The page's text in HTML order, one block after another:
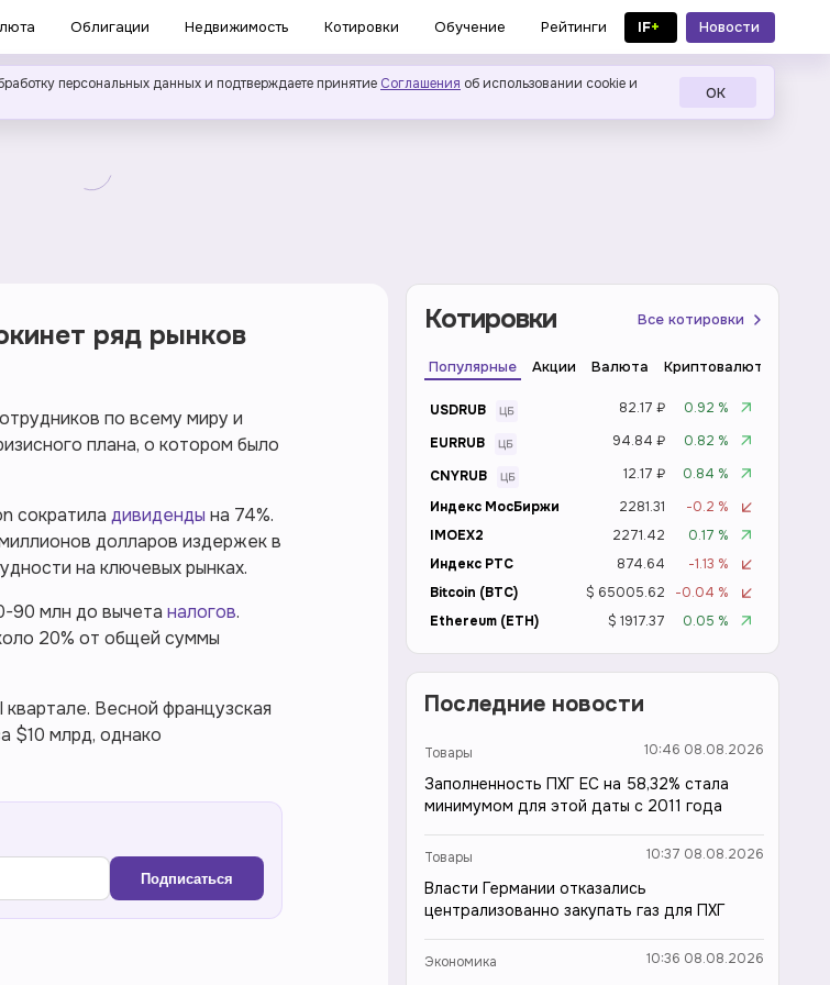
Облигации Недвижимость Котировки Обучение Рейтинги IF+
Новости
в MAX
персональных данных и подтверждаете принятие Соглашения об использовании cookie и
ОК
ряд рынков
по всему миру и
плана, о котором было
сократила дивиденды на 74%.
долларов издержек в
на ключевых рынках.
90 млн до вычета налогов.
20% от общей суммы
Весной французская
$10 млрд, однако
Подписаться
Котировки Все котировки
Популярные Акции Валюта Криптовалюта
USDRUB 82.17 ₽
0.92 %
EURRUB
94.84 ₽
0.82 %
CNYRUB
12.17 ₽
0.84 %
Индекс МосБиржи
2281.31
-0.2 %
IMOEX2
2271.42
0.17 %
Индекс РТС
874.64
-1.13 %
Bitcoin (BTC)
$ 65005.62
-0.04 %
Ethereum (ETH)
$ 1917.37 0.05 %
Последние новости
Товары 10:46 08.08.2026
Заполненность ПХГ ЕС на 58,32% стала
минимумом для этой даты с 2011 года
Товары 10:37 08.08.2026
Власти Германии отказались
централизованно закупать газ для ПХГ
Экономика 10:36 08.08.2026